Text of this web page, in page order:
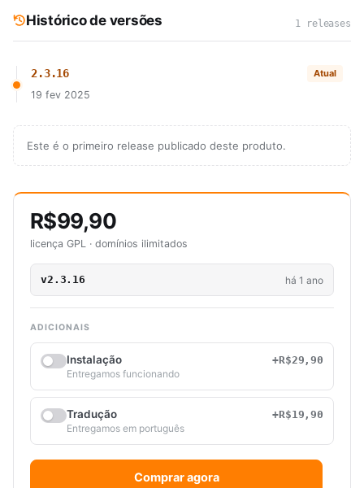
Histórico de versões 1 releases
2.3.16 Atual
19 fev 2025
Este é o primeiro release publicado deste produto.
R$99,90
licença GPL · domínios ilimitados
v2.3.16 há 1 ano
ADICIONAIS
Instalação
+R$29,90
Entregamos funcionando
Tradução
+R$19,90
Entregamos em português
Comprar agora